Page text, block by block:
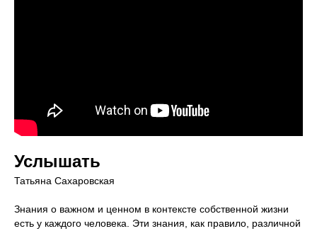
Услышать
Татьяна Сахаровская
Знания о важном и ценном в контексте собственной жизни
есть у каждого человека. Эти знания, как правило, различной